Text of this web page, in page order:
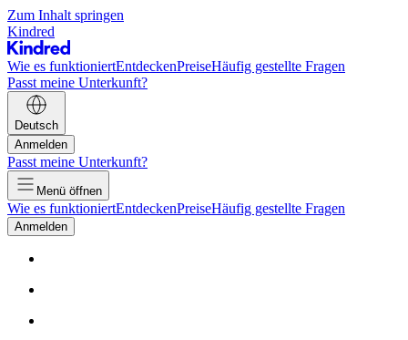
Zum Inhalt springen
Kindred
Wie es funktioniertEntdeckenPreiseHäufig gestellte Fragen
Passt meine Unterkunft?
Deutsch
Anmelden
Passt meine Unterkunft?
Menü öffnen
Wie es funktioniertEntdeckenPreiseHäufig gestellte Fragen
Anmelden